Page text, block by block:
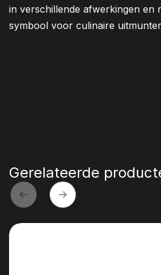
in verschillende afwerkingen en
symbool voor culinaire
Gerelateerde